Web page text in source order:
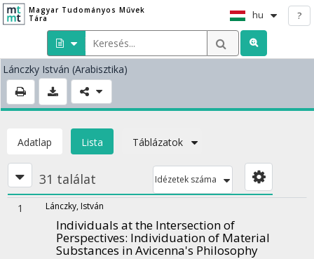
Magyar Tudományos Művek
Tára
hu ?
Lánczky István (Arabisztika)
Adatlap Lista Táblázatok
31 találat Idézetek száma
1 Lánczky, István
Individuals at the Intersection of
Perspectives: Individuation of Material
Substances in Avicenna's Philosophy